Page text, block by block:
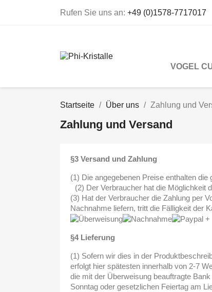
Rufen Sie uns an: +49 (0)1578-7717017
VOGEL
Startseite Über uns Zahlung und
Zahlung und Versand
§3 Versand und Zahlung
(1) Die angegebenen Preise enthalten
(2) Der Verbraucher hat die Möglichkeit
(3) Hat der Verbraucher die Zahlung per
Nachnahme liefern, tritt die Fälligkeit der
§4 Lieferung
(1) Sofern wir dies in der
erfolgt hier spätesten innerhalb von 2-7
die mit der Überweisung beauftragte
Sonntag oder gesetzlichen Feiertag am